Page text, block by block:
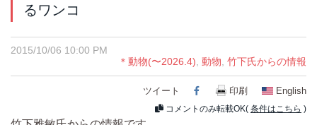
るワンコ
2015/10/06 10:00 PM
＊動物(〜2026.4) 動物 竹下氏からの情報
ツイート Facebook
印刷 English
コメントのみ転載OK( 条件はこちら )